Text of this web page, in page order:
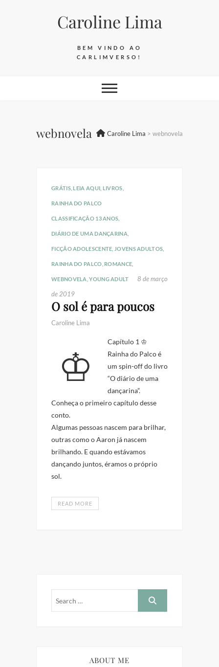
Caroline Lima
BEM VINDO AO
CARLIMVERSO!
webnovela Caroline Lima > webnovela
GRÁTIS,LEIA AQUI LIVROS
RAINHA DO PALCO
CLASSIFICAÇÃO 13 ANOS
DIÁRIO DE UMA DANÇARINA,
FICÇÃO ADOLESCENTE JOVENS ADULTOS
RAINHA DO PALCO ROMANCE
WEBNOVELA ,YOUNG ADULT
8 de março
de 2019
O sol é para poucos
Caroline Lima
♔ Capítulo 1 ♔
Rainha do Palco é
um spin-off do livro
“O diário de uma
dançarina”.
Conheça o primeiro capítulo desse
conto.
Algumas pessoas nascem para brilhar,
outras como o Aaron já nascem
brilhando. E quando estávamos
dançando juntos, éramos o próprio
sol.
READ MORE
ABOUT ME